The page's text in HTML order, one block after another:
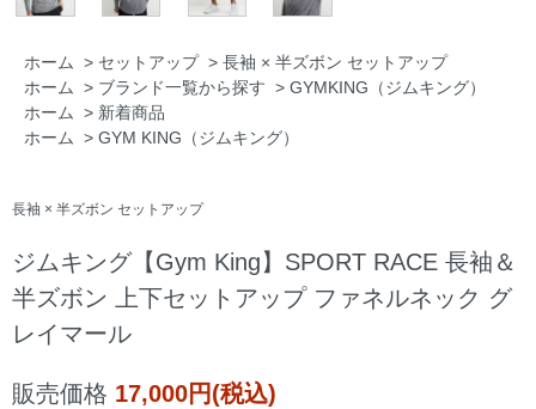
ホーム > セットアップ > 長袖 × 半ズボン セットアップ
ホーム > ブランド一覧から探す > GYMKING（ジムキング）
ホーム > 新着商品
ホーム > GYM KING（ジムキング）
長袖 × 半ズボン セットアップ
ジムキング【Gym King】SPORT RACE 長袖＆
半ズボン 上下セットアップ ファネルネック グ
レイマール
販売価格 17,000円(税込)